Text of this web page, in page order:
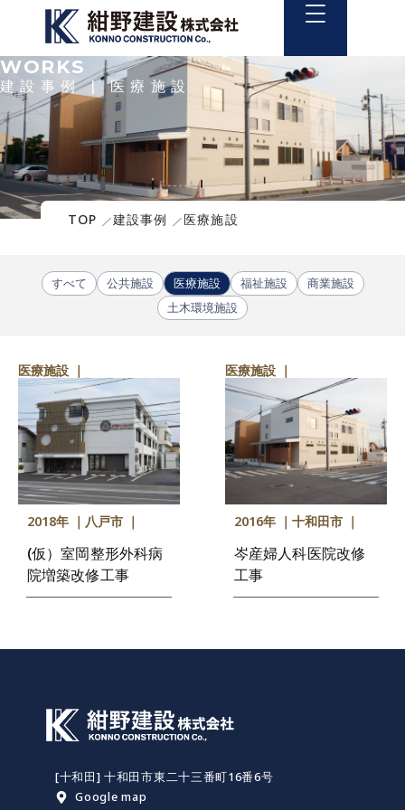
WORKS
建設事例 | 医療施設
TOP 建設事例 医療施設
すべて 公共施設 医療施設 福祉施設
商業施設
土木環境施設
医療施設 ｜
2018年 ｜ 八戸市 ｜
(仮）室岡整形外科病
院増築改修工事
医療施設 ｜
2016年 ｜ 十和田市 ｜
岑産婦人科医院改修
工事
[十和田] 十和田市東二十三番町16番6号
Google map